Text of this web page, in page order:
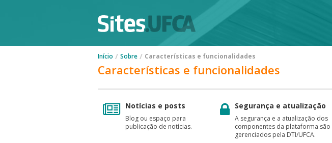
Início / Sobre / Características e funcionalidades
Características e funcionalidades
Notícias e posts
Blog ou espaço para
publicação de notícias.
Segurança e atualização
A segurança e a atualização dos
componentes da plataforma são
gerenciados pela DTI/UFCA.